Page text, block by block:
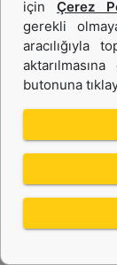
için Çerez
gerekli
aracılığıyla
butonuna